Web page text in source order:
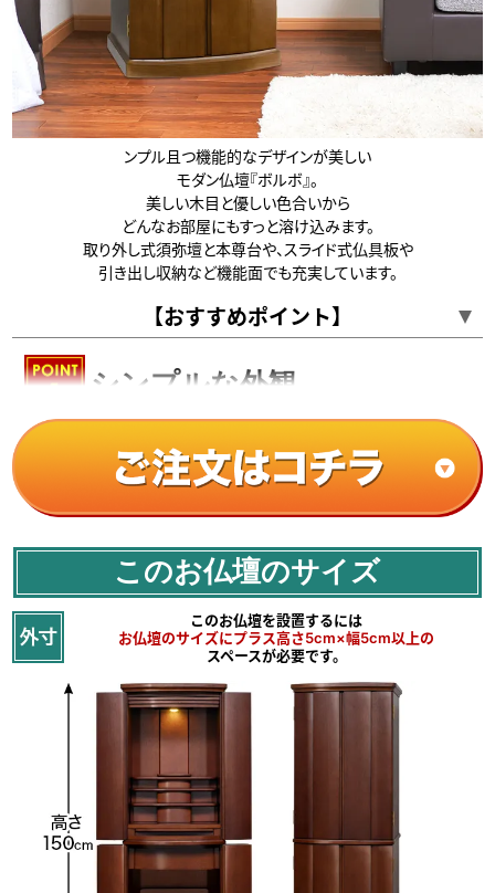
ンプル且つ機能的なデザインが美しい
モダン仏壇『ボルボ』。
美しい木目と優しい色合いから
どんなお部屋にもすっと溶け込みます。
取り外し式須弥壇と本尊台や、スライド式仏具板や
引き出し収納など機能面でも充実しています。
【おすすめポイント】
シンプルな外観
和洋室問わずに
馴染むモダンデザイン
シンプル且つ機能的なデザインが美しいお仏壇です。
美しいシックな木目の紫檀色は
このお仏壇のサイズ
このお仏壇を設置するには
お仏壇のサイズにプラス高さ5cm×幅5cm以上の
スペースが必要です。